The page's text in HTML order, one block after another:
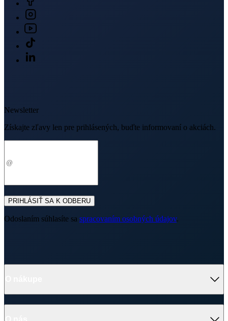
Newsletter
Získajte zľavy len pre prihlásených, buďte informovaní o akciách.
PRIHLÁSIŤ SA K ODBERU
Odoslaním súhlasíte sa spracovaním osobných údajov.